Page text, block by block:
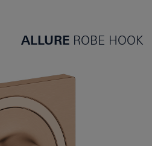
ALLURE ROBE HOOK